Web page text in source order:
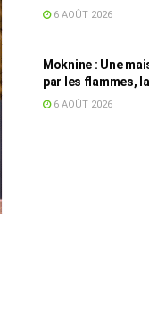
dans plusieurs
6 AOÛT 2026
Moknine : Une
par les flammes,
accuse la STEG et
6 AOÛT 2026